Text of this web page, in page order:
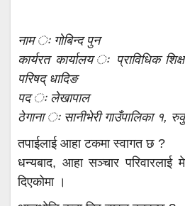
नाम ः गोबिन्द पुन
कार्यरत कार्यालय ः प्राविधिक
परिषद् धादिङ
पद ः लेखापाल
ठेगाना ः सानीभेरी गाउँपालिका १,
तपाईलाई आहा टकमा स्वागत छ ?
धन्यबाद, आहा सञ्चार परिवारलाई
दिएकोमा ।